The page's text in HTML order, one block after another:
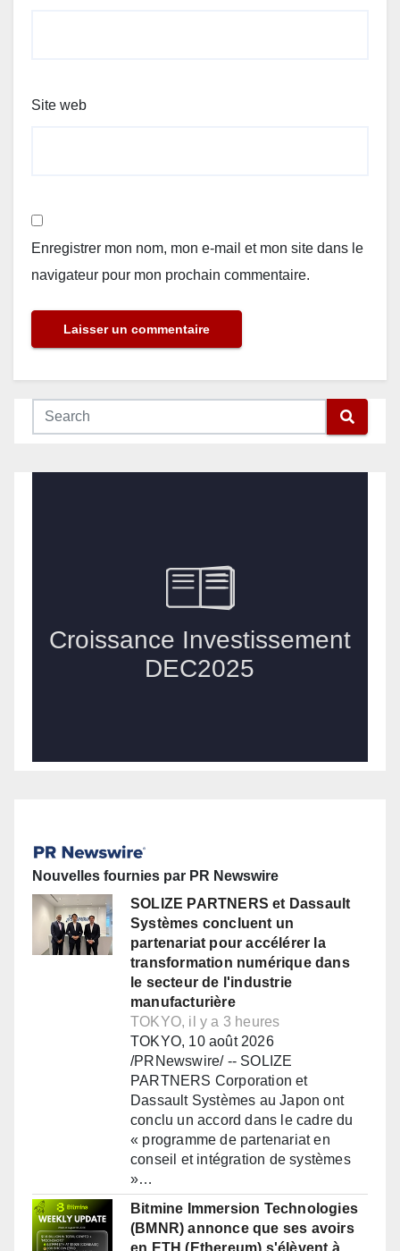
Site web
Enregistrer mon nom, mon e-mail et mon site dans le
navigateur pour mon prochain commentaire.
Nouvelles fournies par PR Newswire
SOLIZE PARTNERS et Dassault
Systèmes concluent un
partenariat pour accélérer la
transformation numérique dans
le secteur de l'industrie
manufacturière
TOKYO, il y a 3 heures
TOKYO, 10 août 2026
/PRNewswire/ -- SOLIZE
PARTNERS Corporation et
Dassault Systèmes au Japon ont
conclu un accord dans le cadre du
« programme de partenariat en
conseil et intégration de systèmes
»…
Bitmine Immersion Technologies
(BMNR) annonce que ses avoirs